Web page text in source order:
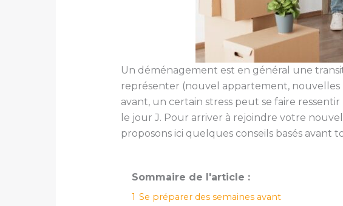
Un déménagement est en général une
représenter (nouvel appartement, nouvelles
avant, un certain stress peut se faire
le jour J. Pour arriver à rejoindre votre
proposons ici quelques conseils basés
Sommaire de l'article :
1 Se préparer des semaines avant